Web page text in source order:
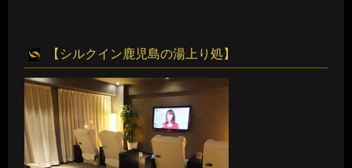
【シルクイン鹿児島の湯上り処】